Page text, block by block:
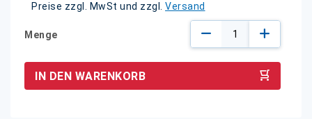
Preise zzgl. MwSt und zzgl. Versand
Menge
IN DEN WARENKORB